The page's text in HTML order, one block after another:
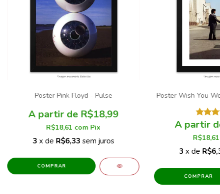
Poster Pink Floyd - Pulse
R$18,99
R$18,61 com Pix
3 x de R$6,33 sem juros
COMPRAR
Poster Wish You
3 x de
COMPRAR